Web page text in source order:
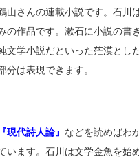
山さんの連載小説です。石
の作品です。漱石に小説の
文学小説だといった茫漠と
は表現できます。
『現代詩人論』 などを読めばわ
います。石川は文学金魚を